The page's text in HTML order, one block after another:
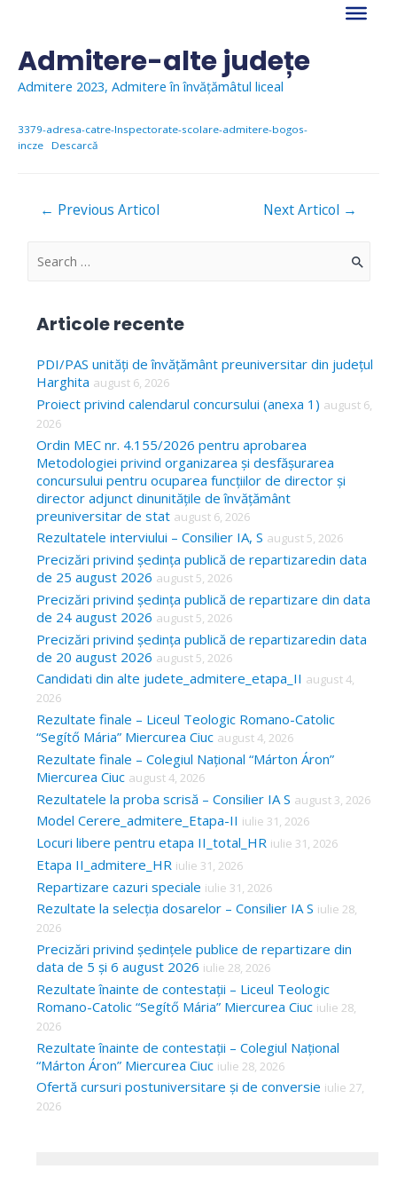
contentAdmitere-alte județe
Admitere 2023, Admitere în învățămâtul liceal
3379-adresa-catre-Inspectorate-scolare-admitere-bogos-
incze
Descarcă
Navigare
← Previous Articol Next Articol →
S
c
h
f
o
r
Articole recente
PDI/PAS unități de învățământ preuniversitar din județul
Harghita august 6, 2026
Proiect privind calendarul concursului (anexa 1) august 6,
2026
Ordin MEC nr. 4.155/2026 pentru aprobarea
Metodologiei privind organizarea și desfășurarea
concursului pentru ocuparea funcțiilor de director și
director adjunct dinunitățile de învățământ
preuniversitar de stat august 6, 2026
Rezultatele interviului – Consilier IA, S august 5, 2026
Precizări privind ședința publică de repartizaredin data
de 25 august 2026 august 5, 2026
Precizări privind ședința publică de repartizare din data
de 24 august 2026 august 5, 2026
Precizări privind ședința publică de repartizaredin data
de 20 august 2026 august 5, 2026
Candidati din alte judete_admitere_etapa_II august 4,
2026
Rezultate finale – Liceul Teologic Romano-Catolic
“Segítő Mária” Miercurea Ciuc august 4, 2026
Rezultate finale – Colegiul Național “Márton Áron”
Miercurea Ciuc august 4, 2026
Rezultatele la proba scrisă – Consilier IA S august 3, 2026
Model Cerere_admitere_Etapa-II iulie 31, 2026
Locuri libere pentru etapa II_total_HR iulie 31, 2026
Etapa II_admitere_HR iulie 31, 2026
Repartizare cazuri speciale iulie 31, 2026
Rezultate la selecția dosarelor – Consilier IA S iulie 28,
2026
Precizări privind ședințele publice de repartizare din
data de 5 și 6 august 2026 iulie 28, 2026
Rezultate înainte de contestații – Liceul Teologic
Romano-Catolic “Segítő Mária” Miercurea Ciuc iulie 28,
2026
Rezultate înainte de contestații – Colegiul Național
“Márton Áron” Miercurea Ciuc iulie 28, 2026
Ofertă cursuri postuniversitare și de conversie iulie 27,
2026